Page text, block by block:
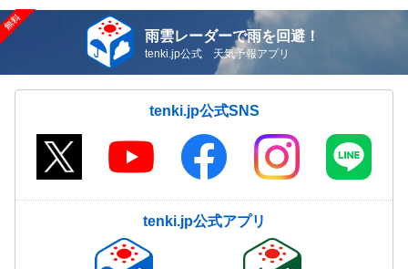
雨雲レーダーで雨を回避！
tenki.jp公式 天気予報アプリ
tenki.jp公式SNS
tenki.jp公式アプリ